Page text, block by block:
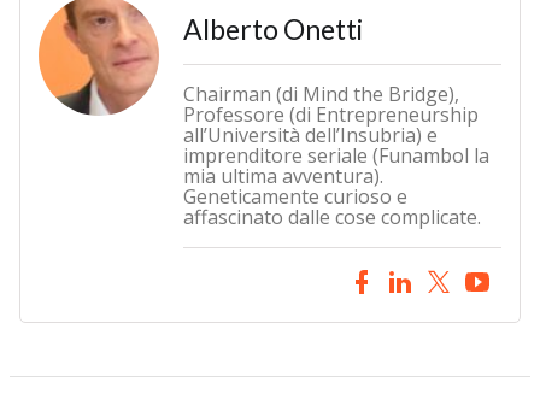
Alberto Onetti
Chairman (di Mind the Bridge),
Professore (di Entrepreneurship
all’Università dell’Insubria) e
imprenditore seriale (Funambol la
mia ultima avventura).
Geneticamente curioso e
affascinato dalle cose complicate.